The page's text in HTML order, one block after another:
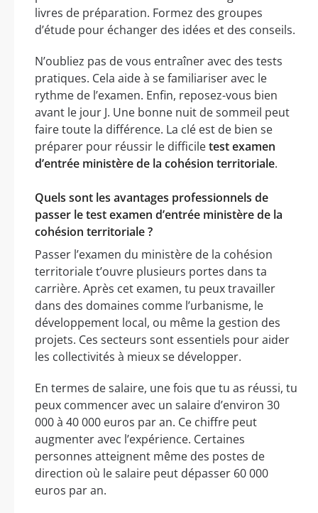
livres de préparation. Formez des groupes
d’étude pour échanger des idées et des conseils.
N’oubliez pas de vous entraîner avec des tests
pratiques. Cela aide à se familiariser avec le
rythme de l’examen. Enfin, reposez-vous bien
avant le jour J. Une bonne nuit de sommeil peut
faire toute la différence. La clé est de bien se
préparer pour réussir le difficiletest examen
d’entrée ministère de la cohésion territoriale.
Quels sont les avantages professionnels de
passer le test examen d’entrée ministère de la
cohésion territoriale ?
Passer l’examen du ministère de la cohésion
territoriale t’ouvre plusieurs portes dans ta
carrière. Après cet examen, tu peux travailler
dans des domaines comme l’urbanisme, le
développement local, ou même la gestion des
projets. Ces secteurs sont essentiels pour aider
les collectivités à mieux se développer.
En termes de salaire, une fois que tu as réussi, tu
peux commencer avec un salaire d’environ 30
000 à 40 000 euros par an. Ce chiffre peut
augmenter avec l’expérience. Certaines
personnes atteignent même des postes de
direction où le salaire peut dépasser 60 000
euros par an.